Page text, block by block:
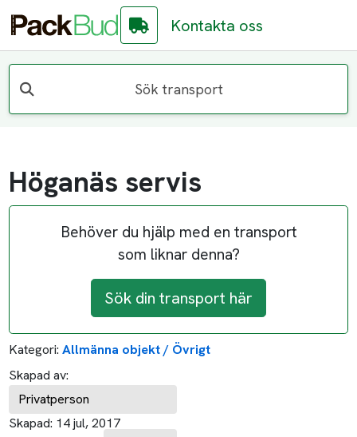
Kontakta oss
Sök transport
Höganäs servis
Behöver du hjälp med en transport
som liknar denna?
Sök din transport här
Kategori: Allmänna objekt / Övrigt
Skapad av:
Privatperson
Skapad: 14 jul, 2017